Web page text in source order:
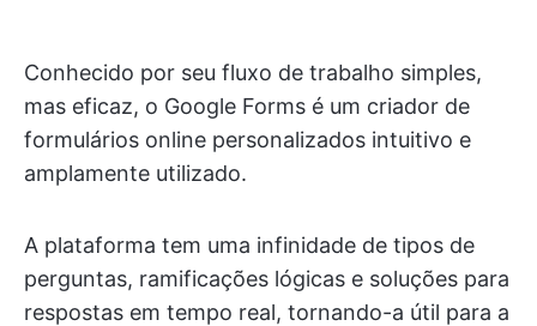
Conhecido por seu fluxo de trabalho simples,
mas eficaz, o Google Forms é um criador de
formulários online personalizados intuitivo e
amplamente utilizado.
A plataforma tem uma infinidade de tipos de
perguntas, ramificações lógicas e soluções para
respostas em tempo real, tornando-a útil para a